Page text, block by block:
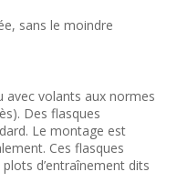
sans le moindre
avec volants aux normes
Des flasques
Le montage est
Ces flasques
d’entraînement dits